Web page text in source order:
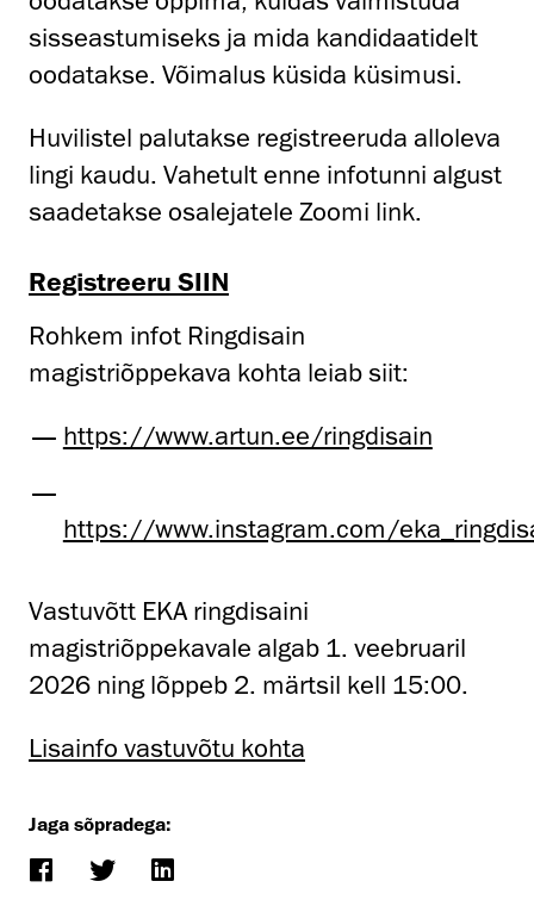
sisseastumiseks ja mida kandidaatidelt
oodatakse. Võimalus küsida küsimusi.
Huvilistel palutakse registreeruda alloleva
lingi kaudu. Vahetult enne infotunni algust
saadetakse osalejatele Zoomi link.
Registreeru SIIN
Rohkem infot Ringdisain
magistriõppekava kohta leiab siit:
https://www.artun.ee/ringdisain
https://www.instagram.com/
Vastuvõtt EKA ringdisaini
magistriõppekavale algab 1. veebruaril
2026 ning lõppeb 2. märtsil kell 15:00.
Lisainfo vastuvõtu kohta
Jaga sõpradega: